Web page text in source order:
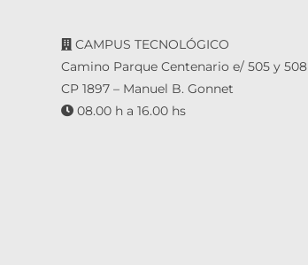
CAMPUS TECNOLÓGICO
Camino Parque Centenario e/ 505 y 508
CP 1897 – Manuel B. Gonnet
08.00 h a 16.00 hs